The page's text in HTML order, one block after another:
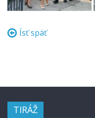
Ísť späť
TIRÁŽ